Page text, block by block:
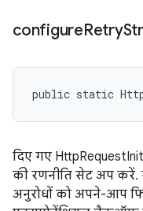
configureRetry
public static
दिए गए
की रणनीति सेट अप करें.
अनुरोधों को अपने-आप